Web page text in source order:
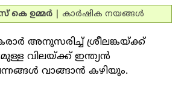
കെ ഉമ്മര്‍ കാര്‍ഷിക നയങ്ങള്‍
കരാര്‍ അനുസരിച്ച് ശ്രീലങ്കയ്ക്ക്
വിലയ്ക്ക് ഇന്ത്യന്‍
വാങ്ങാന്‍ കഴിയും.